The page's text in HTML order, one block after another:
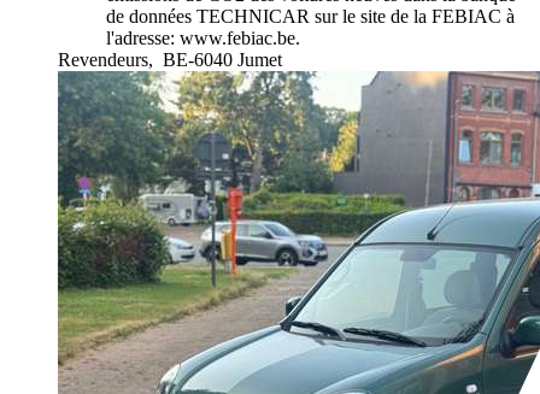
de données TECHNICAR sur le site de la FEBIAC à
l'adresse: www.febiac.be.
Revendeurs, BE-6040 Jumet